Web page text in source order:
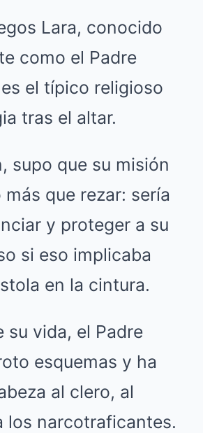
Lara, conocido
como el Padre
el típico religioso
tras el altar.
supo que su misión
que rezar: sería
y proteger a su
si eso implicaba
en la cintura.
su vida, el Padre
esquemas y ha
al clero, al
los narcotraficantes.